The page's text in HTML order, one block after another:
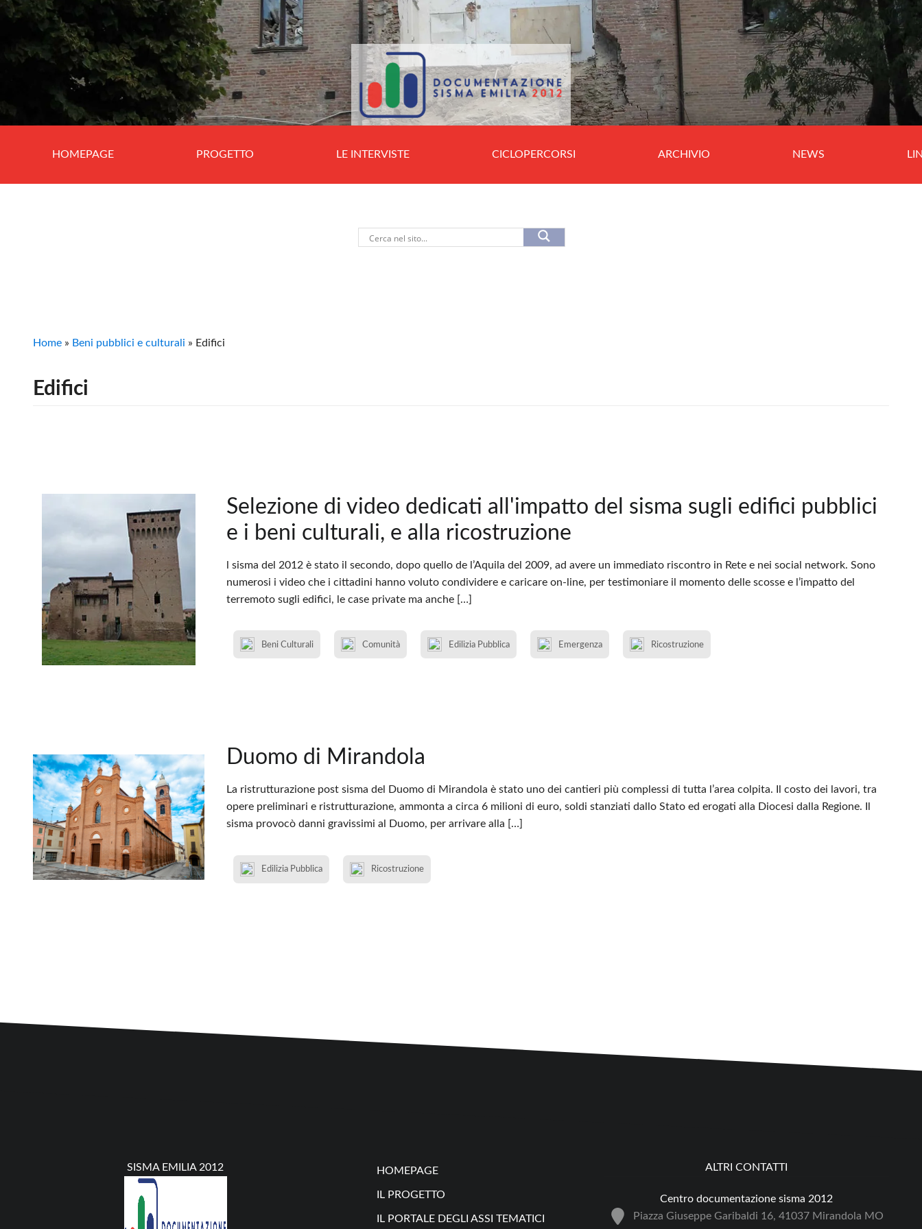
HOMEPAGE PROGETTO LE INTERVISTE CICLOPERCORSI ARCHIVIO NEWS
Home » Beni pubblici e culturali » Edifici
Edifici
Selezione di video dedicati all'impatto del sisma sugli edifici pubblici
e i beni culturali, e alla ricostruzione
l sisma del 2012 è stato il secondo, dopo quello de l’Aquila del 2009, ad avere un immediato riscontro in Rete e nei social network. Sono
numerosi i video che i cittadini hanno voluto condividere e caricare on-line, per testimoniare il momento delle scosse e l’impatto del
terremoto sugli edifici, le case private ma anche […]
Beni Culturali Comunità Edilizia Pubblica Emergenza Ricostruzione
Duomo di Mirandola
La ristrutturazione post sisma del Duomo di Mirandola è stato uno dei cantieri più complessi di tutta l’area colpita. Il costo dei lavori, tra
opere preliminari e ristrutturazione, ammonta a circa 6 milioni di euro, soldi stanziati dallo Stato ed erogati alla Diocesi dalla Regione. Il
sisma provocò danni gravissimi al Duomo, per arrivare alla […]
Edilizia Pubblica Ricostruzione
SISMA EMILIA 2012 HOMEPAGE
IL PROGETTO
IL PORTALE DEGLI ASSI TEMATICI
ALTRI CONTATTI
Centro documentazione sisma 2012
Piazza Giuseppe Garibaldi 16, 41037 Mirandola MO